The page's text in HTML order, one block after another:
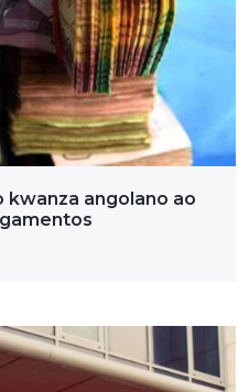
kwanza angolano ao